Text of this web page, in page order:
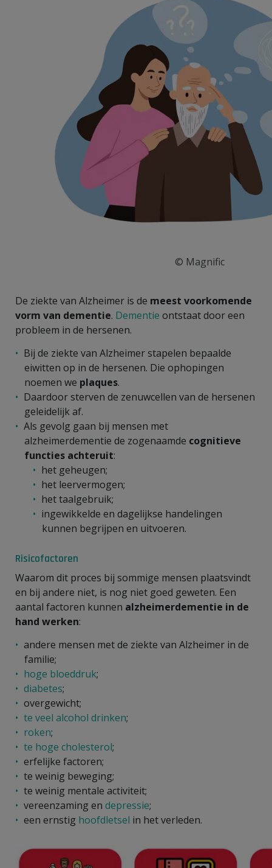
© Magnific
De ziekte van Alzheimer is de meest voorkomende
vorm van dementie. Dementie ontstaat door een
probleem in de hersenen.
Bij de ziekte van Alzheimer stapelen bepaalde
eiwitten op in de hersenen. Die ophopingen
noemen we plaques.
Daardoor sterven de zenuwcellen van de hersenen
geleidelijk af.
Als gevolg gaan bij mensen met
alzheimerdementie de zogenaamde cognitieve
functies achteruit:
het geheugen;
het leervermogen;
het taalgebruik;
ingewikkelde en dagelijkse handelingen
kunnen begrijpen en uitvoeren.
Risicofactoren
Waarom dit proces bij sommige mensen plaatsvindt
en bij andere niet, is nog niet goed geweten. Een
aantal factoren kunnen alzheimerdementie in de
hand werken:
andere mensen met de ziekte van Alzheimer in de
familie;
hoge bloeddruk;
diabetes;
overgewicht;
te veel alcohol drinken;
roken;
te hoge cholesterol;
erfelijke factoren;
te weinig beweging;
te weinig mentale activiteit;
vereenzaming en depressie;
een ernstig hoofdletsel in het verleden.